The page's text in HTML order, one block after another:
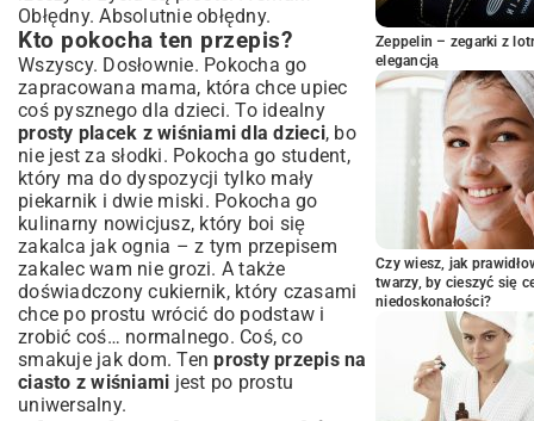
Dodatki, które wzbogacą smak
Ciasto z wiśniami bezglutenowe lub
wegańskie
Szybki placek drożdżowy z wiśniami
Serwowanie i przechowywanie ciasta z
wiśniami
Idealne dodatki do serwowania
Jak długo przechowywać ciasto i jak
zachować jego świeżość?
Podsumowanie: Smak lata na Twoim
stole
Czy warto piec własne ciasto z wiśniami?
Obłędny. Absolutnie obłędny.
Kto pokocha ten przepis?
Wszyscy. Dosłownie. Pokocha go
zapracowana mama, która chce upiec
coś pysznego dla dzieci. To idealny
prosty placek z wiśniami dla dzieci, bo
nie jest za słodki. Pokocha go student,
który ma do dyspozycji tylko mały
piekarnik i dwie miski. Pokocha go
kulinarny nowicjusz, który boi się
zakalca jak ognia – z tym przepisem
zakalec wam nie grozi. A także
doświadczony cukiernik, który czasami
chce po prostu wrócić do podstaw i
zrobić coś… normalnego. Coś, co
smakuje jak dom. Tenprosty przepis na
ciasto z wiśniami jest po prostu
uniwersalny.
Zeppelin – zegarki z
elegancją
Czy wiesz, jak
twarzy, by cieszyć się
niedoskonałości?